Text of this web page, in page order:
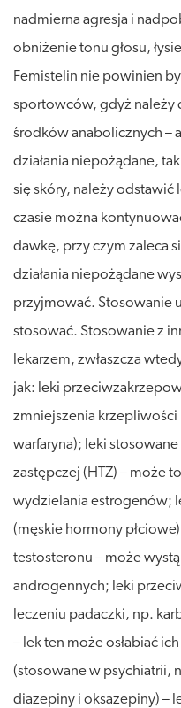
nadmierna agresja i
obniżenie tonu głosu,
Femistelin nie powinien
sportowców, gdyż
środków anabolicznych –
działania niepożądane,
się skóry, należy odstawić
czasie można
dawkę, przy czym zaleca
działania niepożądane
przyjmować. Stosowanie
stosować. Stosowanie z
lekarzem, zwłaszcza
jak: leki
zmniejszenia krzepliwości
warfaryna); leki
zastępczej (HTZ) – może
wydzielania estrogenów;
(męskie hormony
testosteronu – może
androgennych; leki
leczeniu padaczki, np.
– lek ten może osłabiać
(stosowane w psychiatrii,
diazepiny i oksazepiny) –